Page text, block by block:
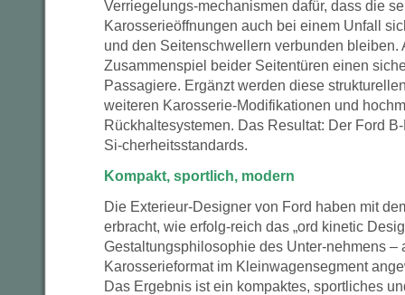
Verriegelungs-mechanismen dafür, dass die
Karosserieöffnungen auch bei einem Unfall
und den Seitenschwellern verbunden bleiben.
Zusammenspiel beider Seitentüren einen
Passagiere. Ergänzt werden diese
weiteren Karosserie-Modifikationen und
Rückhaltesystemen. Das Resultat: Der Ford
Si-cherheitsstandards.
Kompakt, sportlich, modern
Die Exterieur-Designer von Ford haben mit
erbracht, wie erfolg-reich das „ord kinetic
Gestaltungsphilosophie des Unter-nehmens –
Karosserieformat im Kleinwagensegment
Das Ergebnis ist ein kompaktes, sportliches